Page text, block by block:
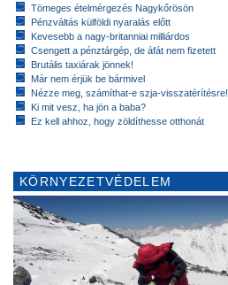
Tömeges ételmérgezés Nagykőrösön
Pénzváltás külföldi nyaralás előtt
Kevesebb a nagy-britanniai milliárdos
Csengett a pénztárgép, de áfát nem fizetett
Brutális taxiárak jönnek!
Már nem érjük be bármivel
Nézze meg, számíthat-e szja-visszatérítésre!
Ki mit vesz, ha jön a baba?
Ez kell ahhoz, hogy zöldíthesse otthonát
KÖRNYEZETVÉDELEM